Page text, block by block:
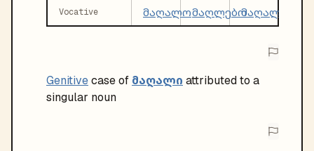
Vocative მაღალომაღლებომაღალო
Genitivecase of მაღალი attributed to a
singular noun